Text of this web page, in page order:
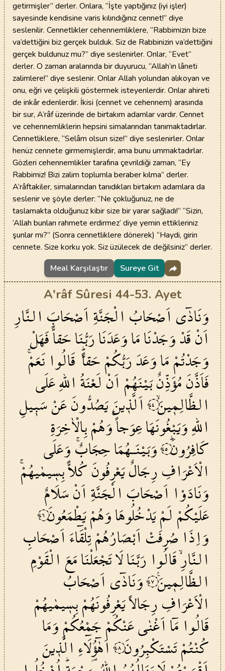
getirmişler” derler. Onlara, “İşte yaptığınız (iyi işler)
sayesinde kendisine varis kılındığınız cennet!” diye
seslenilir. Cennetlikler cehennemliklere, “Rabbimizin bize
va’dettiğini biz gerçek bulduk. Siz de Rabbinizin va’dettiğini
gerçek buldunuz mu?” diye seslenirler. Onlar, “Evet”
derler. O zaman aralarında bir duyurucu, “Allah’ın lâneti
zalimlere!” diye seslenir. Onlar Allah yolundan alıkoyan ve
onu, eğri ve çelişkili göstermek isteyenlerdir. Onlar ahireti
de inkâr edenlerdir. İkisi (cennet ve cehennem) arasında
bir sur, A’râf üzerinde de birtakım adamlar vardır. Cennet
ve cehennemliklerin hepsini simalarından tanımaktadırlar.
Cennetliklere, “Selâm olsun size!” diye seslenirler. Onlar
henüz cennete girmemişlerdir, ama bunu ummaktadırlar.
Gözleri cehennemlikler tarafına çevrildiği zaman, “Ey
Rabbimiz! Bizi zalim toplumla beraber kılma” derler.
A’râftakiler, simalarından tanıdıkları birtakım adamlara da
seslenir ve şöyle derler: “Ne çokluğunuz, ne de
taslamakta olduğunuz kibir size bir yarar sağladı!” “Sizin,
‘Allah bunları rahmete erdirmez’ diye yemin ettikleriniz
şunlar mı?” (Sonra cennetliklere dönerek) “Haydi, girin
cennete. Size korku yok. Siz üzülecek de değilsiniz” derler.
Meal Karşılaştır
Sureye Git
A'râf Sûresi 44-53. Ayet
وَنَادٰٓىاَصْحَابُ الْجَنَّةِاَصْحَابَ النَّارِ
اَنْقَدْوَجَدْنَامَاوَعَدَنَارَبُّنَاحَقاًّفَهَلْ
وَجَدْتُمْمَاوَعَدَرَبُّكُمْحَقاًّۜ قَالُوانَعَمْۚ
فَاَذَّنَمُؤَذِّنٌبَيْنَهُمْ اَنْلَعْنَةُاللّٰهِعَلَى
الظَّالِم۪ينَۙ٤٤ اَلَّذ۪ينَيَصُدُّونَعَنْسَب۪يلِ
اللّٰهِوَيَبْغُونَهَاعِوَجاًۚوَهُمْبِالْاٰخِرَةِ
كَافِرُونَۜ٤٥ وَبَيْنَـهُمَاحِجَابٌۚوَعَلَى
الْاَعْرَافِرِجَالٌيَعْرِفُونَكُلاًّبِس۪يمٰيهُمْۚ
وَنَادَوْا اَصْحَابَ الْجَنَّةِاَنْسَلَامٌ
عَلَيْكُمْلَمْيَدْخُلُوهَاوَهُمْيَطْمَعُونَ٤٦
وَاِذَاصُرِفَتْ اَبْصَارُهُمْتِلْقَٓاءَاَصْحَابِ
النَّارِۙقَالُوا رَبَّنَالَاتَجْعَلْنَامَعَ الْقَوْمِ
الظَّالِم۪ينَ۟٤٧ وَنَادٰٓىاَصْحَابُ
الْاَعْرَافِرِجَالاًيَعْرِفُونَهُمْبِس۪يمٰيهُمْ
قَالُوامَٓااَغْنٰىعَنْكُمْجَمْعُكُمْوَمَا
كُنْتُمْتَسْتَكْبِرُونَ٤٨ اَهٰٓؤُ۬لَٓاءِ الَّذ۪ينَ